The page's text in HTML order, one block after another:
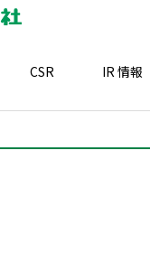
CSR IR 情報